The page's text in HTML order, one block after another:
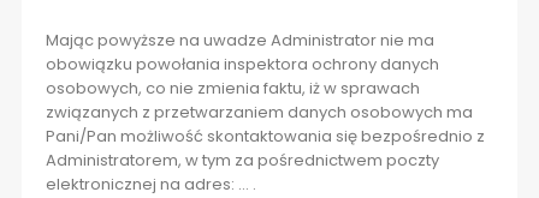
Mając powyższe na uwadze Administrator nie ma
obowiązku powołania inspektora ochrony danych
osobowych, co nie zmienia faktu, iż w sprawach
związanych z przetwarzaniem danych osobowych ma
Pani/Pan możliwość skontaktowania się bezpośrednio z
Administratorem, w tym za pośrednictwem poczty
elektronicznej na adres: … .